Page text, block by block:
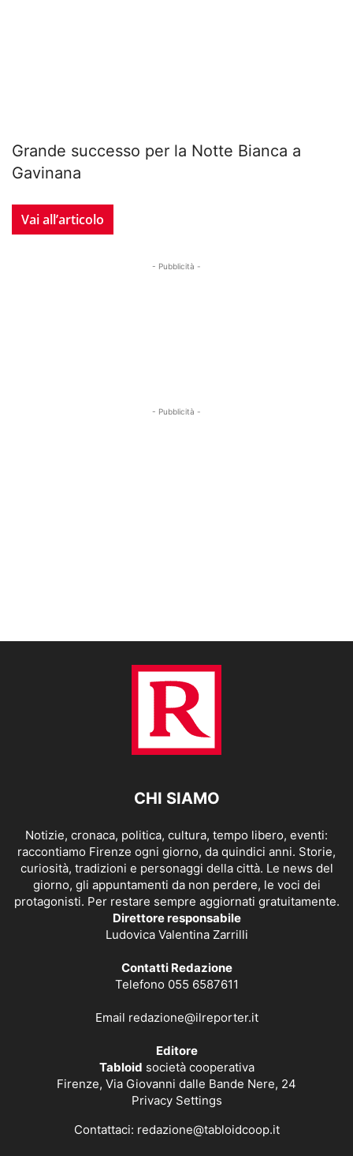
Grande successo per la Notte Bianca a
Gavinana
Vai all’articolo
- Pubblicità -
- Pubblicità -
CHI SIAMO
Notizie, cronaca, politica, cultura, tempo libero, eventi:
raccontiamo Firenze ogni giorno, da quindici anni. Storie,
curiosità, tradizioni e personaggi della città. Le news del
giorno, gli appuntamenti da non perdere, le voci dei
protagonisti. Per restare sempre aggiornati gratuitamente.
Direttore responsabile
Ludovica Valentina Zarrilli
Contatti Redazione
Telefono 055 6587611
Email redazione@ilreporter.it
Editore
Tabloid società cooperativa
Firenze, Via Giovanni dalle Bande Nere, 24
Privacy Settings
Contattaci: redazione@tabloidcoop.it